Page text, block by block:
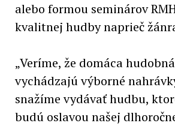
alebo formou seminárov
kvalitnej hudby naprieč
„Veríme, že domáca
vychádzajú výborné
snažíme vydávať hudbu,
budú oslavou našej